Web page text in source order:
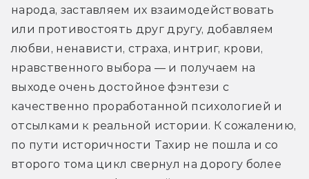
народа, заставляем их взаимодействовать
или противостоять друг другу, добавляем
любви, ненависти, страха, интриг, крови,
нравственного выбора — и получаем на
выходе очень достойное фэнтези с
качественно проработанной психологией и
отсылками к реальной истории. К сожалению,
по пути историчности Тахир не пошла и со
второго тома цикл свернул на дорогу более